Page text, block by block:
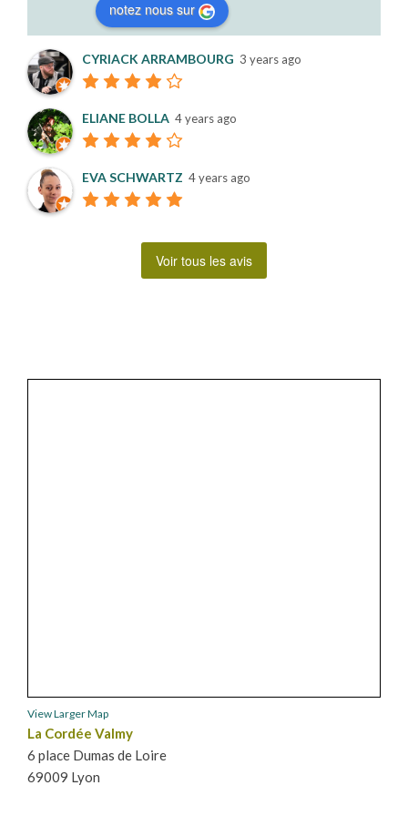
notez nous sur
CYRIACK ARRAMBOURG 3 years ago
ELIANE BOLLA 4 years ago
EVA SCHWARTZ 4 years ago
Voir tous les avis
View Larger Map
La Cordée Valmy
6 place Dumas de Loire
69009 Lyon